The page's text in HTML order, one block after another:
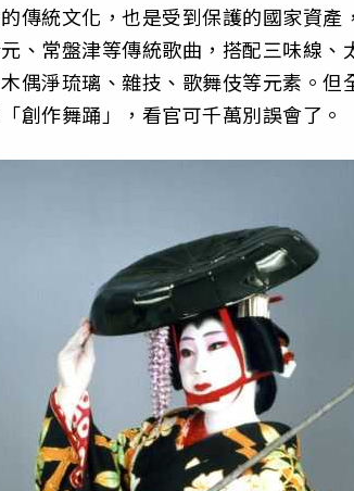
的傳統文化，也是受到保護的國家資
、常盤津等傳統歌曲，搭配三味線
偶淨琉璃、雜技、歌舞伎等元素。
創作舞踊」，看官可千萬別誤會了。